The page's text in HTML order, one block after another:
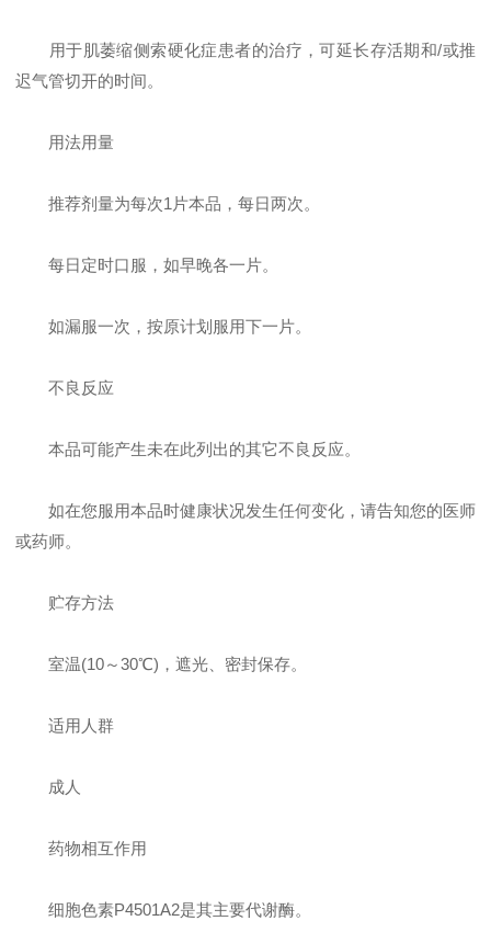
用于肌萎缩侧索硬化症患者的治疗，可延长存活期和/或推
迟气管切开的时间。
用法用量
推荐剂量为每次1片本品，每日两次。
每日定时口服，如早晚各一片。
如漏服一次，按原计划服用下一片。
不良反应
本品可能产生未在此列出的其它不良反应。
如在您服用本品时健康状况发生任何变化，请告知您的医师
或药师。
贮存方法
室温(10～30℃)，遮光、密封保存。
适用人群
成人
药物相互作用
细胞色素P4501A2是其主要代谢酶。